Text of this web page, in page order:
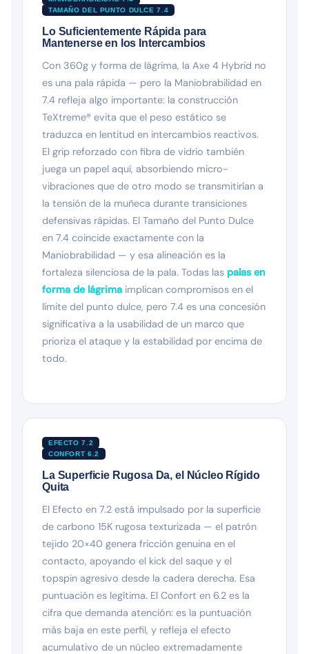
TAMAÑO DEL PUNTO DULCE 7.4
Lo Suficientemente Rápida para
Mantenerse en los Intercambios
Con 360g y forma de lágrima, la Axe 4 Hybrid no
es una pala rápida — pero la Maniobrabilidad en
7.4 refleja algo importante: la construcción
TeXtreme® evita que el peso estático se
traduzca en lentitud en intercambios reactivos.
El grip reforzado con fibra de vidrio también
juega un papel aquí, absorbiendo micro-
vibraciones que de otro modo se transmitirían a
la tensión de la muñeca durante transiciones
defensivas rápidas. El Tamaño del Punto Dulce
en 7.4 coincide exactamente con la
Maniobrabilidad — y esa alineación es la
fortaleza silenciosa de la pala. Todas las palas en
forma de lágrima implican compromisos en el
límite del punto dulce, pero 7.4 es una concesión
significativa a la usabilidad de un marco que
prioriza el ataque y la estabilidad por encima de
todo.
EFECTO 7.2
CONFORT 6.2
La Superficie Rugosa Da, el Núcleo Rígido
Quita
El Efecto en 7.2 está impulsado por la superficie
de carbono 15K rugosa texturizada — el patrón
tejido 20×40 genera fricción genuina en el
contacto, apoyando el kick del saque y el
topspin agresivo desde la cadera derecha. Esa
puntuación es legítima. El Confort en 6.2 es la
cifra que demanda atención: es la puntuación
más baja en este perfil, y refleja el efecto
acumulativo de un núcleo extremadamente